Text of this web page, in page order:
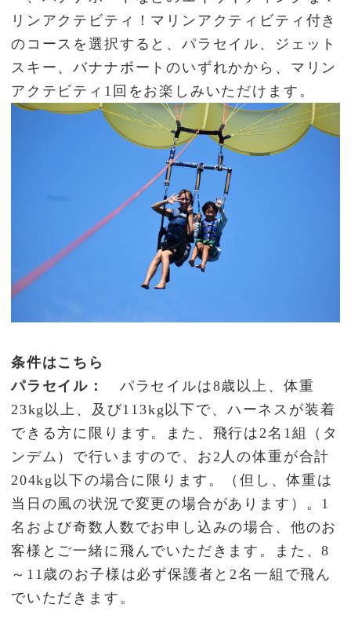
リンアクテビティ！マリンアクティビティ付き
のコースを選択すると、パラセイル、ジェット
スキー、バナナボートのいずれかから、マリン
アクテビティ1回をお楽しみいただけます。
条件はこちら
パラセイル：
パラセイルは8歳以上、体重
23kg以上、及び113kg以下で、ハーネスが装着
できる方に限ります。また、飛行は2名1組（タ
ンデム）で行いますので、お2人の体重が合計
204kg以下の場合に限ります。（但し、体重は
当日の風の状況で変更の場合があります）。1
名および奇数人数でお申し込みの場合、他のお
客様とご一緒に飛んでいただきます。また、8
～11歳のお子様は必ず保護者と2名一組で飛ん
でいただきます。